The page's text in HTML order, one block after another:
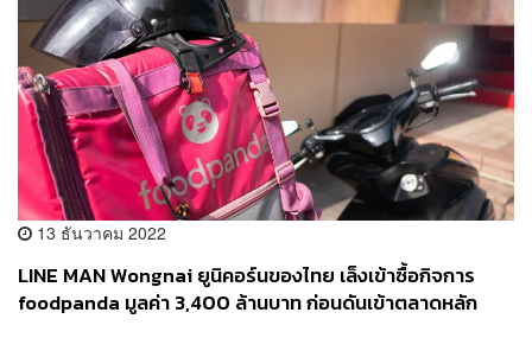
13 ธันวาคม 2022
LINE MAN Wongnai ยูนิคอร์นของไทย เล็งเข้าซื้อกิจการ
foodpanda มูลค่า 3,400 ล้านบาท ก่อนดันเข้าตลาดหลัก